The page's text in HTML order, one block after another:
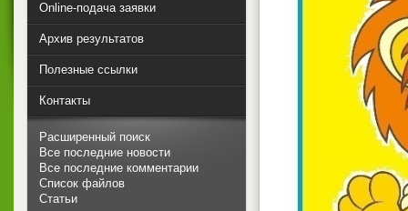
Online-подача заявки
Архив результатов
Полезные ссылки
Контакты
Расширенный поиск
Все последние новости
Все последние комментарии
Список файлов
Статьи